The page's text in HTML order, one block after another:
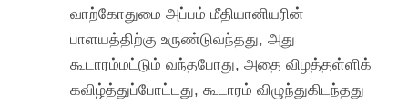
வாற்கோதுமை அப்பம் மீதியானியரின்
பாளயத்திற்கு உருண்டுவந்தது, அது
கூடாரம்மட்டும் வந்தபோது, அதை விழத்தள்ளிக்
கவிழ்த்துப்போட்டது, கூடாரம் விழுந்துகிடந்தது